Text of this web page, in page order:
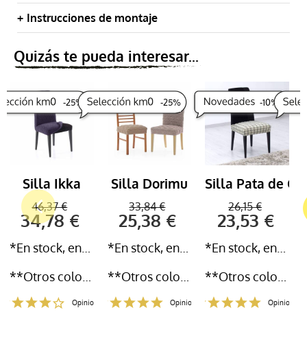
Instrucciones de montaje
Quizás te pueda interesar...
-25%
Silla Ikka
46,37 €
34,78 €
Opiniones
-25%
Silla Dorimu
33,84 €
25,38 €
*En stock, entrega inmediata 24-72h
Opiniones
-10%
Silla Pata de
26,15 €
23,53 €
Opiniones